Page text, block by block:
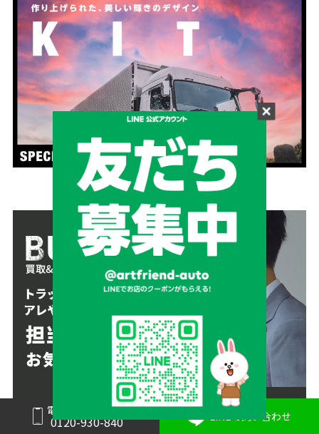
電話で問い合わせ
0120-930-840 LINEで問い合わせ